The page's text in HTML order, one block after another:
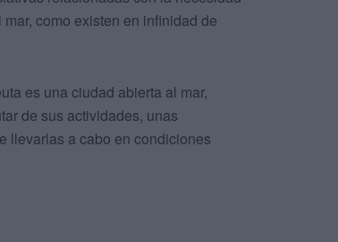
como existen en infinidad de
es una ciudad abierta al mar,
de sus actividades, unas
llevarlas a cabo en condiciones